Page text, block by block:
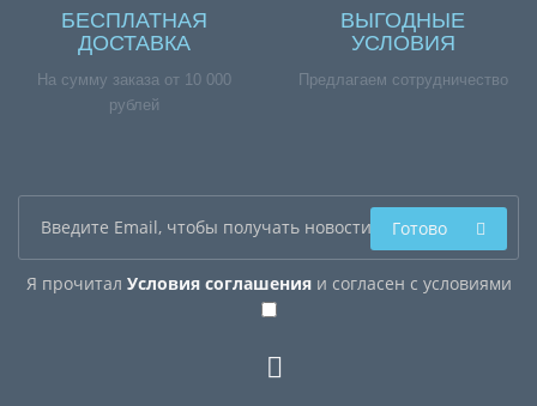
БЕСПЛАТНАЯ
ДОСТАВКА
На сумму заказа от 10 000
рублей
ВЫГОДНЫЕ
УСЛОВИЯ
Предлагаем сотрудничество
Я прочитал Условия соглашенияи согласен с условиями
Готово